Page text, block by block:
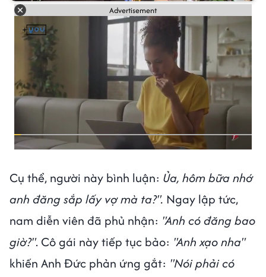
Advertisement
Cụ thể, người này bình luận: Ủa, hôm bữa nhớ
anh đăng sắp lấy vợ mà ta?". Ngay lập tức,
nam diễn viên đã phủ nhận: "Anh có đăng bao
giờ?". Cô gái này tiếp tục bảo: "Anh xạo nha"
khiến Anh Đức phản ứng gắt: "Nói phải có